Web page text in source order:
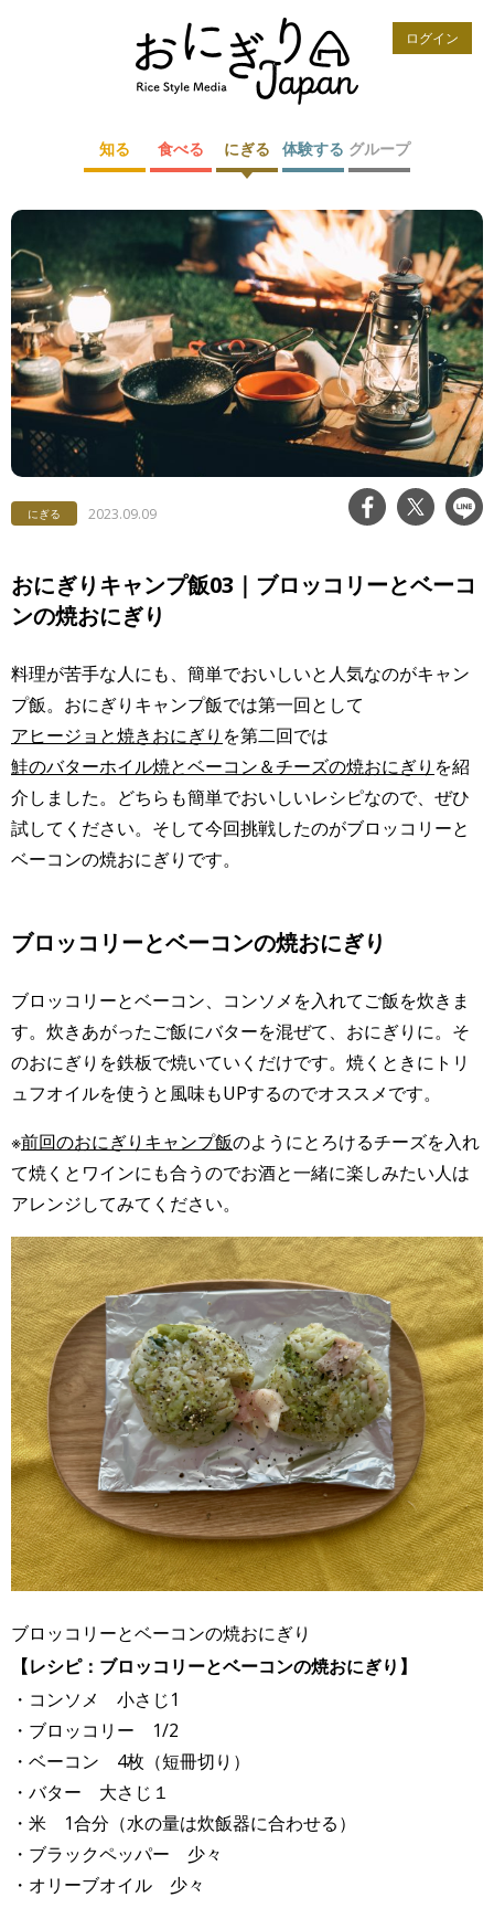
ログイン
知る 食べる にぎる 体験する グループ
にぎる 2023.09.09
おにぎりキャンプ飯03｜ブロッコリーとベーコ
ンの焼おにぎり
料理が苦手な人にも、簡単でおいしいと人気なのがキャン
プ飯。おにぎりキャンプ飯では第一回として
アヒージョと焼きおにぎり を第二回では
鮭のバターホイル焼とベーコン＆チーズの焼おにぎり を紹
介しました。どちらも簡単でおいしいレシピなので、ぜひ
試してください。そして今回挑戦したのがブロッコリーと
ベーコンの焼おにぎりです。
ブロッコリーとベーコンの焼おにぎり
ブロッコリーとベーコン、コンソメを入れてご飯を炊きま
す。炊きあがったご飯にバターを混ぜて、おにぎりに。そ
のおにぎりを鉄板で焼いていくだけです。焼くときにトリ
ュフオイルを使うと風味もUPするのでオススメです。
※前回のおにぎりキャンプ飯のようにとろけるチーズを入れ
て焼くとワインにも合うのでお酒と一緒に楽しみたい人は
アレンジしてみてください。
ブロッコリーとベーコンの焼おにぎり
【レシピ：ブロッコリーとベーコンの焼おにぎり】
・コンソメ 小さじ1
・ブロッコリー 1/2
・ベーコン 4枚（短冊切り）
・バター 大さじ１
・米 1合分（水の量は炊飯器に合わせる）
・ブラックペッパー 少々
・オリーブオイル 少々